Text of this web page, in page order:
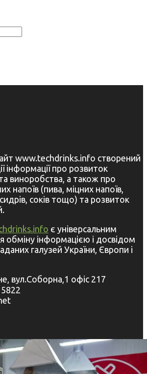
www.techdrinks.info створений
інформації про розвиток
виноробства, а також про
напоїв (пива, міцних напоїв,
соків тощо) та розвиток
є універсальним
обміну інформацією і досвідом
галузей України, Європи і
вул.Соборна,1 офіс 217